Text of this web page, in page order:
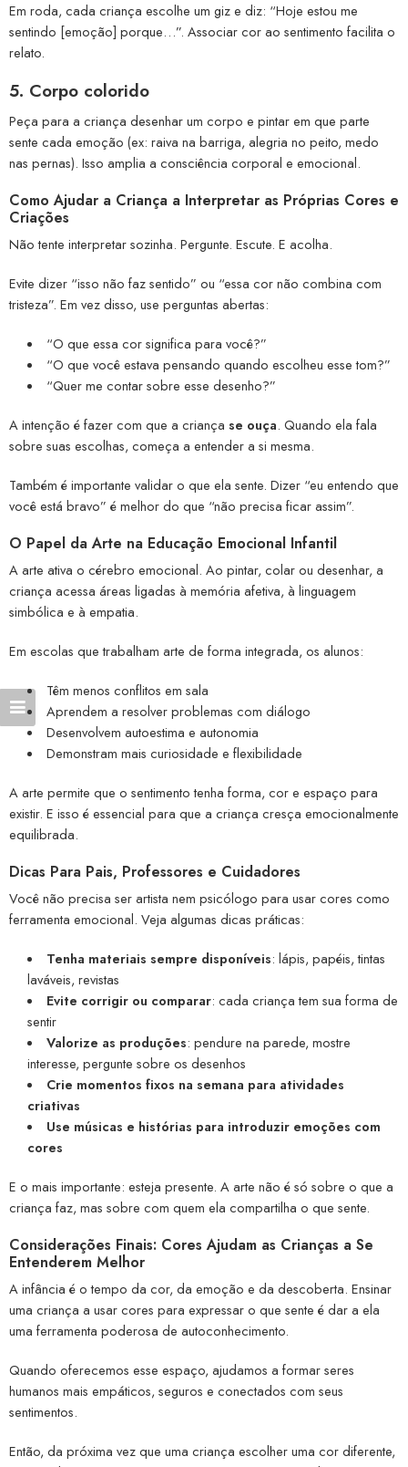
Em roda, cada criança escolhe um giz e diz: “Hoje estou me
sentindo [emoção] porque…”. Associar cor ao sentimento facilita o
relato.
5. Corpo colorido
Peça para a criança desenhar um corpo e pintar em que parte
sente cada emoção (ex: raiva na barriga, alegria no peito, medo
nas pernas). Isso amplia a consciência corporal e emocional.
Como Ajudar a Criança a Interpretar as Próprias Cores e
Criações
Não tente interpretar sozinha. Pergunte. Escute. E acolha.
Evite dizer “isso não faz sentido” ou “essa cor não combina com
tristeza”. Em vez disso, use perguntas abertas:
“O que essa cor significa para você?”
“O que você estava pensando quando escolheu esse tom?”
“Quer me contar sobre esse desenho?”
A intenção é fazer com que a criança se ouça. Quando ela fala
sobre suas escolhas, começa a entender a si mesma.
Também é importante validar o que ela sente. Dizer “eu entendo que
você está bravo” é melhor do que “não precisa ficar assim”.
O Papel da Arte na Educação Emocional Infantil
A arte ativa o cérebro emocional. Ao pintar, colar ou desenhar, a
criança acessa áreas ligadas à memória afetiva, à linguagem
simbólica e à empatia.
Em escolas que trabalham arte de forma integrada, os alunos:
Têm menos conflitos em sala
Aprendem a resolver problemas com diálogo
Desenvolvem autoestima e autonomia
Demonstram mais curiosidade e flexibilidade
A arte permite que o sentimento tenha forma, cor e espaço para
existir. E isso é essencial para que a criança cresça emocionalmente
equilibrada.
Dicas Para Pais, Professores e Cuidadores
Você não precisa ser artista nem psicólogo para usar cores como
ferramenta emocional. Veja algumas dicas práticas:
Tenha materiais sempre disponíveis: lápis, papéis, tintas
laváveis, revistas
Evite corrigir ou comparar: cada criança tem sua forma de
sentir
Valorize as produções: pendure na parede, mostre
interesse, pergunte sobre os desenhos
Crie momentos fixos na semana para atividades
criativas
Use músicas e histórias para introduzir emoções com
cores
E o mais importante: esteja presente. A arte não é só sobre o que a
criança faz, mas sobre com quem ela compartilha o que sente.
Considerações Finais: Cores Ajudam as Crianças a Se
Entenderem Melhor
A infância é o tempo da cor, da emoção e da descoberta. Ensinar
uma criança a usar cores para expressar o que sente é dar a ela
uma ferramenta poderosa de autoconhecimento.
Quando oferecemos esse espaço, ajudamos a formar seres
humanos mais empáticos, seguros e conectados com seus
sentimentos.
Então, da próxima vez que uma criança escolher uma cor diferente,